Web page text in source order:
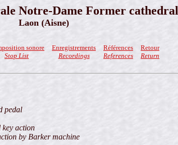
Notre-Dame Former cathedral
Laon (Aisne)
sonore
Stop List
Enregistrements
Recordings
Références
References
Retour
Return
pedal
action
by Barker machine